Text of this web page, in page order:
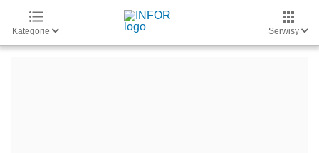
Kategorie Serwisy